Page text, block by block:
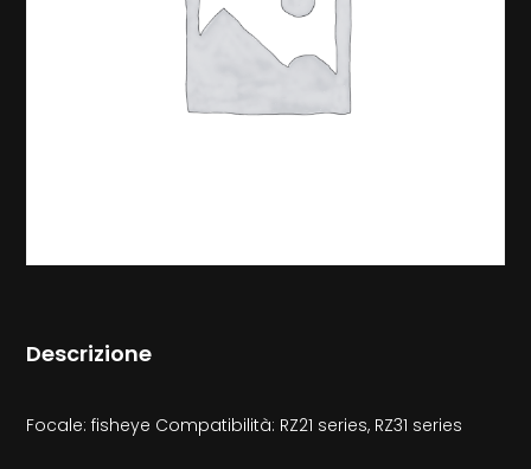
Descrizione
Focale: fisheye Compatibilità: RZ21 series, RZ31 series